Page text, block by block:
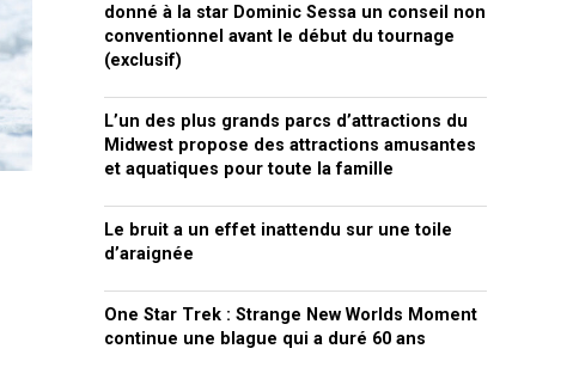
donné à la star Dominic Sessa un conseil non
conventionnel avant le début du tournage
(exclusif)
L’un des plus grands parcs d’attractions du
Midwest propose des attractions amusantes
et aquatiques pour toute la famille
Le bruit a un effet inattendu sur une toile
d’araignée
One Star Trek : Strange New Worlds Moment
continue une blague qui a duré 60 ans